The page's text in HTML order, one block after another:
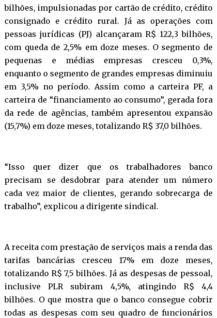
bilhões, impulsionadas por cartão de crédito, crédito
consignado e crédito rural. Já as operações com
pessoas jurídicas (PJ) alcançaram R$ 122,3 bilhões,
com queda de 2,5% em doze meses. O segmento de
pequenas e médias empresas cresceu 0,3%,
enquanto o segmento de grandes empresas diminuiu
em 3,5% no período. Assim como a carteira PF, a
carteira de “financiamento ao consumo”, gerada fora
da rede de agências, também apresentou expansão
(15,7%) em doze meses, totalizando R$ 37,0 bilhões.
“Isso quer dizer que os trabalhadores banco
precisam se desdobrar para atender um número
cada vez maior de clientes, gerando sobrecarga de
trabalho”, explicou a dirigente sindical.
A receita com prestação de serviços mais a renda das
tarifas bancárias cresceu 17% em doze meses,
totalizando R$ 7,5 bilhões. Já as despesas de pessoal,
inclusive PLR subiram 4,5%, atingindo R$ 4,4
bilhões. O que mostra que o banco consegue cobrir
todas as despesas com seu quadro de funcionários